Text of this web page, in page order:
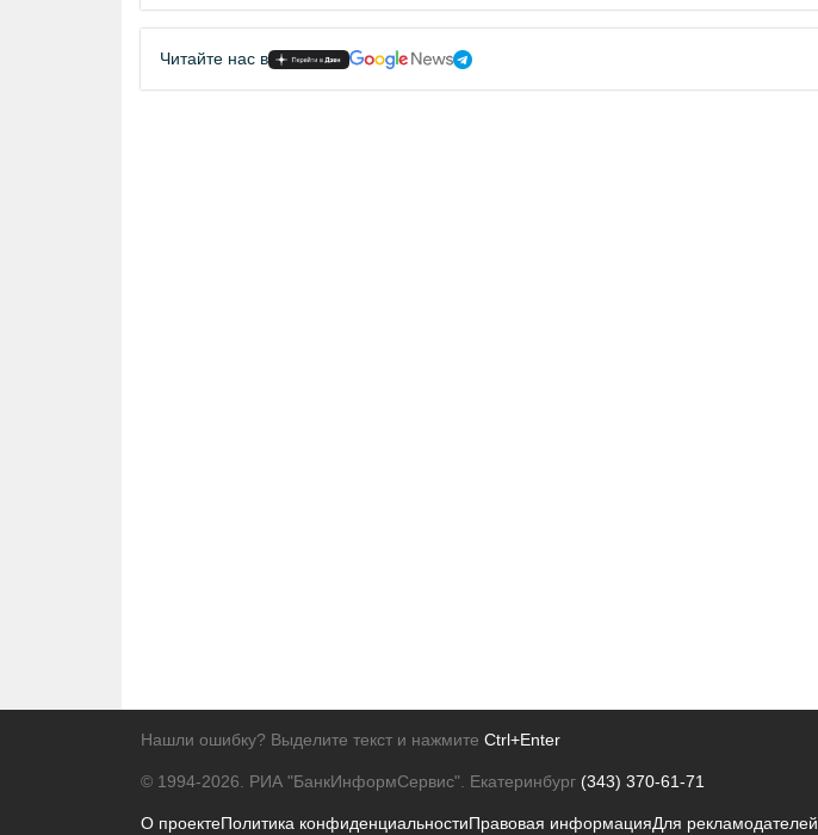
Читайте нас в
Нашли ошибку? Выделите текст и нажмите Ctrl+Enter
© 1994-2026. РИА "БанкИнформСервис". Екатеринбург (343) 370-61-71
О проектеПолитика конфиденциальностиПравовая информацияДля рекламодателей